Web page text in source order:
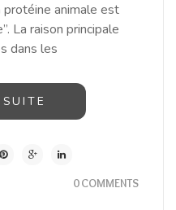
animale est
La raison principale
dans les
0 COMMENTS